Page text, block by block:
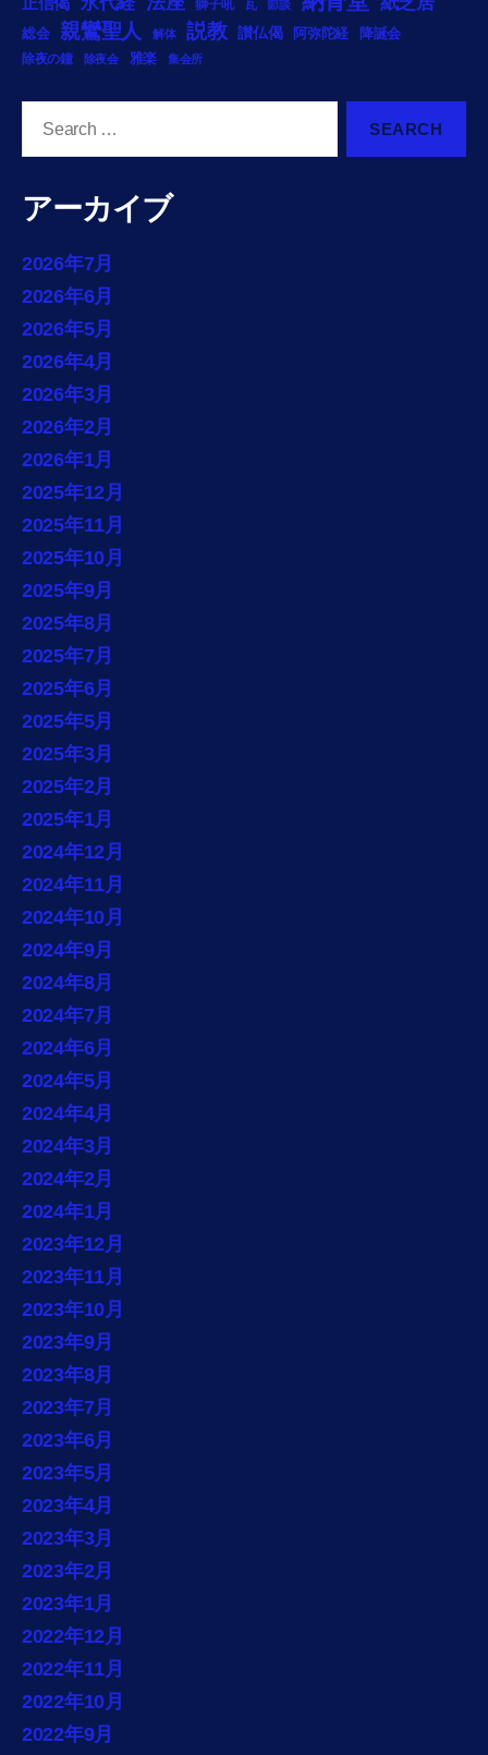
獅子吼 瓦 節談
総会 親鸞聖人 解体 説教 讃仏偈 阿弥陀経 降誕会
除夜の鐘 除夜会 雅楽 集会所
アーカイブ
2026年7月
2026年6月
2026年5月
2026年4月
2026年3月
2026年2月
2026年1月
2025年12月
2025年11月
2025年10月
2025年9月
2025年8月
2025年7月
2025年6月
2025年5月
2025年3月
2025年2月
2025年1月
2024年12月
2024年11月
2024年10月
2024年9月
2024年8月
2024年7月
2024年6月
2024年5月
2024年4月
2024年3月
2024年2月
2024年1月
2023年12月
2023年11月
2023年10月
2023年9月
2023年8月
2023年7月
2023年6月
2023年5月
2023年4月
2023年3月
2023年2月
2023年1月
2022年12月
2022年11月
2022年10月
2022年9月